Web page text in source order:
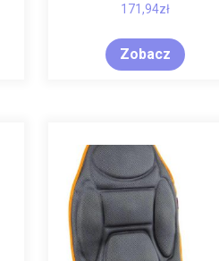
171,94zł
Zobacz